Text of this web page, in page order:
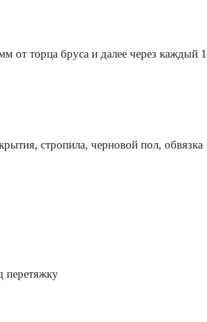
от торца бруса и далее через каждый
стропила, черновой пол, обвязка
перетяжку